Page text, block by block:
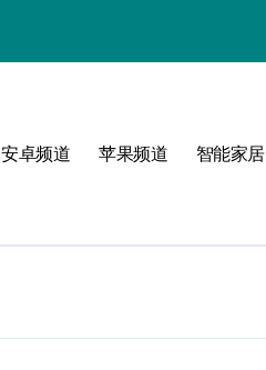
安卓频道 苹果频道 智能家居